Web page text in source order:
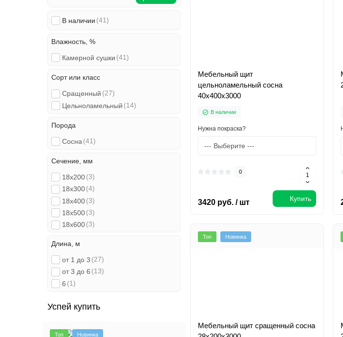
В наличии (41)
Влажность, %
Камерной сушки (41)
Сорт или класс
Сращенный (27)
Цельноламельный (14)
Порода
Сосна (41)
Сечение, мм
18x200(3)
18x300(4)
18x400(3)
18x500(3)
18x600(3)
28x300
28x400 (2)
28x500 (3)
28x600
40x300(2)
40x500(3)
Длина, м
от 1 до 3 (27)
от 3 до 6 (13)
6 (1)
Успей купить
Топ Новинка
Мебельный щит
цельноламельный сосна
40х400х3000
В наличии
Нужна покраска?
0
3420 руб. / шт Купить
Топ Новинка
Мебельный щит сращенный сосна